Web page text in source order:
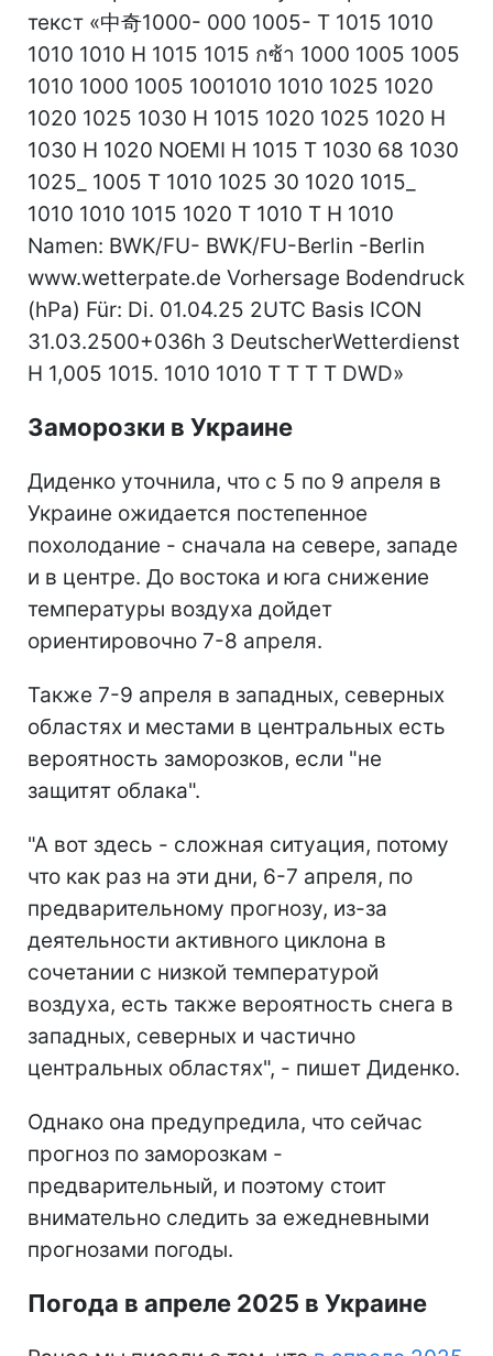
Заморозки в Украине
Диденко уточнила, что с 5 по 9 апреля в
Украине ожидается постепенное
похолодание - сначала на севере, западе
и в центре. До востока и юга снижение
температуры воздуха дойдет
ориентировочно 7-8 апреля.
Также 7-9 апреля в западных, северных
областях и местами в центральных есть
вероятность заморозков, если "не
защитят облака".
"А вот здесь - сложная ситуация, потому
что как раз на эти дни, 6-7 апреля, по
предварительному прогнозу, из-за
деятельности активного циклона в
сочетании с низкой температурой
воздуха, есть также вероятность снега в
западных, северных и частично
центральных областях", - пишет Диденко.
Однако она предупредила, что сейчас
прогноз по заморозкам -
предварительный, и поэтому стоит
внимательно следить за ежедневными
прогнозами погоды.
Погода в апреле 2025 в Украине